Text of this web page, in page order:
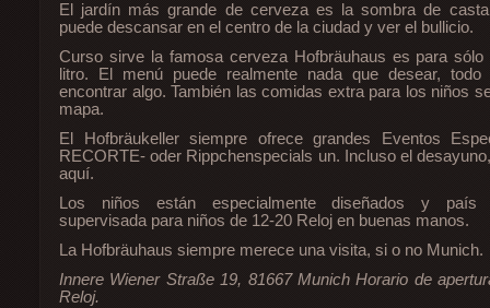
El jardín más grande de cerveza es la sombra de
puede descansar en el centro de la ciudad y ver el bullicio.
Curso sirve la famosa cerveza Hofbräuhaus es para
litro. El menú puede realmente nada que desear,
encontrar algo. También las comidas extra para los niños
mapa.
El Hofbräukeller siempre ofrece grandes Eventos
RECORTE- oder Rippchenspecials un. Incluso el
aquí.
Los niños están especialmente diseñados y país
supervisada para niños de 12-20 Reloj en buenas manos.
La Hofbräuhaus siempre merece una visita, si o no Munich.
Innere Wiener Straße 19, 81667 Munich Horario de
Reloj.